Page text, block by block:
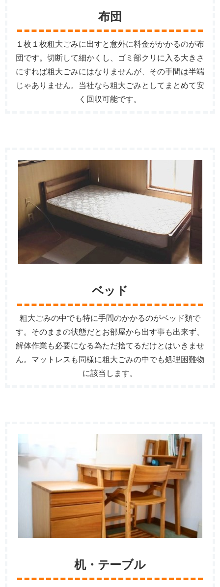
布団
１枚１枚粗大ごみに出すと意外に料金がかかるのが布
団です。切断して細かくし、ゴミ部クリに入る大きさ
にすれば粗大ごみにはなりませんが、その手間は半端
じゃありません。当社なら粗大ごみとしてまとめて安
く回収可能です。
ベッド
粗大ごみの中でも特に手間のかかるのがベッド類で
す。そのままの状態だとお部屋から出す事も出来ず、
解体作業も必要になる為ただ捨てるだけとはいきませ
ん。マットレスも同様に粗大ごみの中でも処理困難物
に該当します。
机・テーブル